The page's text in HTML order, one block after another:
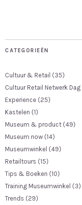
CATEGORIEËN
Cultuur & Retail (35)
Cultuur Retail Netwerk Dag
Experience (25)
Kastelen (1)
Museum & product (49)
Museum now (14)
Museumwinkel (49)
Retailtours (15)
Tips & Boeken (10)
Training Museumwinkel (3)
Trends (29)